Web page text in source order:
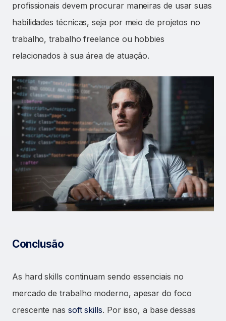
profissionais devem procurar maneiras de usar suas
habilidades técnicas, seja por meio de projetos no
trabalho, trabalho freelance ou hobbies
relacionados à sua área de atuação.
Conclusão
As hard skills continuam sendo essenciais no
mercado de trabalho moderno, apesar do foco
crescente nas soft skills. Por isso, a base dessas